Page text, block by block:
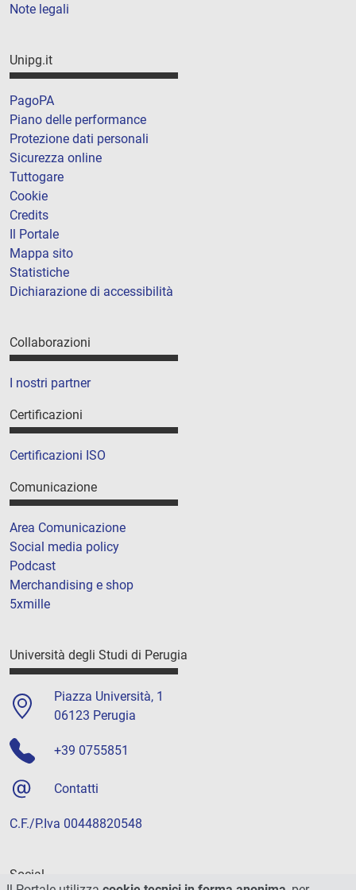
Note legali
Unipg.it
PagoPA
Piano delle performance
Protezione dati personali
Sicurezza online
Tuttogare
Cookie
Credits
Il Portale
Mappa sito
Statistiche
Dichiarazione di accessibilità
Collaborazioni
I nostri partner
Certificazioni
Certificazioni ISO
Comunicazione
Area Comunicazione
Social media policy
Podcast
Merchandising e shop
5xmille
Università degli Studi di Perugia
Piazza Università, 1
06123 Perugia
+39 0755851
Contatti
C.F./P.Iva 00448820548
Social